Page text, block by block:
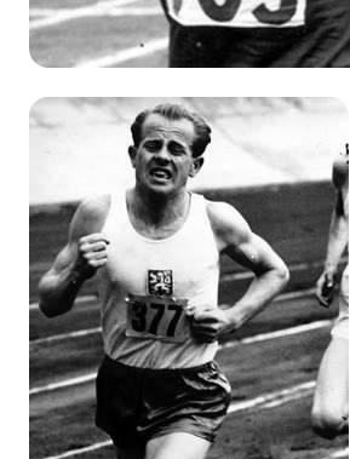
Informace o webu
Všeobecné smluvní podmínky
Informace o cookies
Podmínky GDPR
© 2026 RunCzech s.r.o.